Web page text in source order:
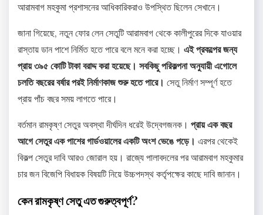
আরামবাগ মহকুমা প্রশাসনের আধিকারিকরাও উপস্থিত ছিলেন সেখানে।
জানা গিয়েছে, নতুন ফোর লেন সেতুটি আরামবাগ থেকে কালীপুরের দিকে যাওয়ার
রাস্তায় ডান পাশে নির্মিত হতে পারে বলে মনে করা হচ্ছে। এই প্রকল্পের জন্য
প্রায় ৩৯৫ কোটি টাকা বরাদ্দ করা হয়েছে। সবকিছু পরিকল্পনা অনুযায়ী এগোলে
চলতি বছরের বর্ষার পরই নির্মাণকাজ শুরু হতে পারে। সেতু নির্মাণ সম্পূর্ণ হতে
প্রায় পাঁচ বছর সময় লাগতে পারে।
বর্তমান রামকৃষ্ণ সেতুর অবস্থা দীর্ঘদিন ধরেই উদ্বেগজনক। প্রায় এক বছর
আগে সেতুর এক পাশের গার্ডওয়ালের একটি অংশ ভেঙে পড়ে। এরপর থেকেই
বিকল্প সেতুর দাবি আরও জোরাল হয়। রাজ্যে পালাবদলের পর আরামবাগ মহকুমার
চার জন বিজেপি বিধায়ক বিষয়টি নিয়ে উচ্চপদস্থ কর্তৃপক্ষের কাছে দাবি জানান।
কেন রামকৃষ্ণ সেতু এত গুরুত্বপূর্ণ?